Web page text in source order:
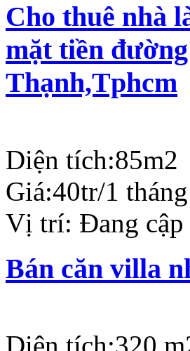
Cho thuê nhà
mặt tiền
Thạnh,Tphcm
Diện tích:85m2
Giá:40tr/1 tháng
Vị trí: Đang cập
Bán căn villa